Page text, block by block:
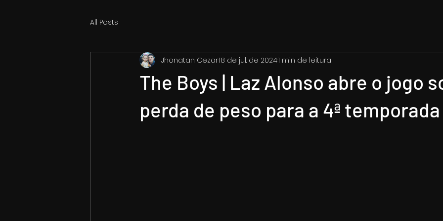
All Posts
The Boys | Laz Alonso abre o jogo
perda de peso para a 4ª temporada
Jhonatan Cezar18 de jul. de 20241 min de leitura